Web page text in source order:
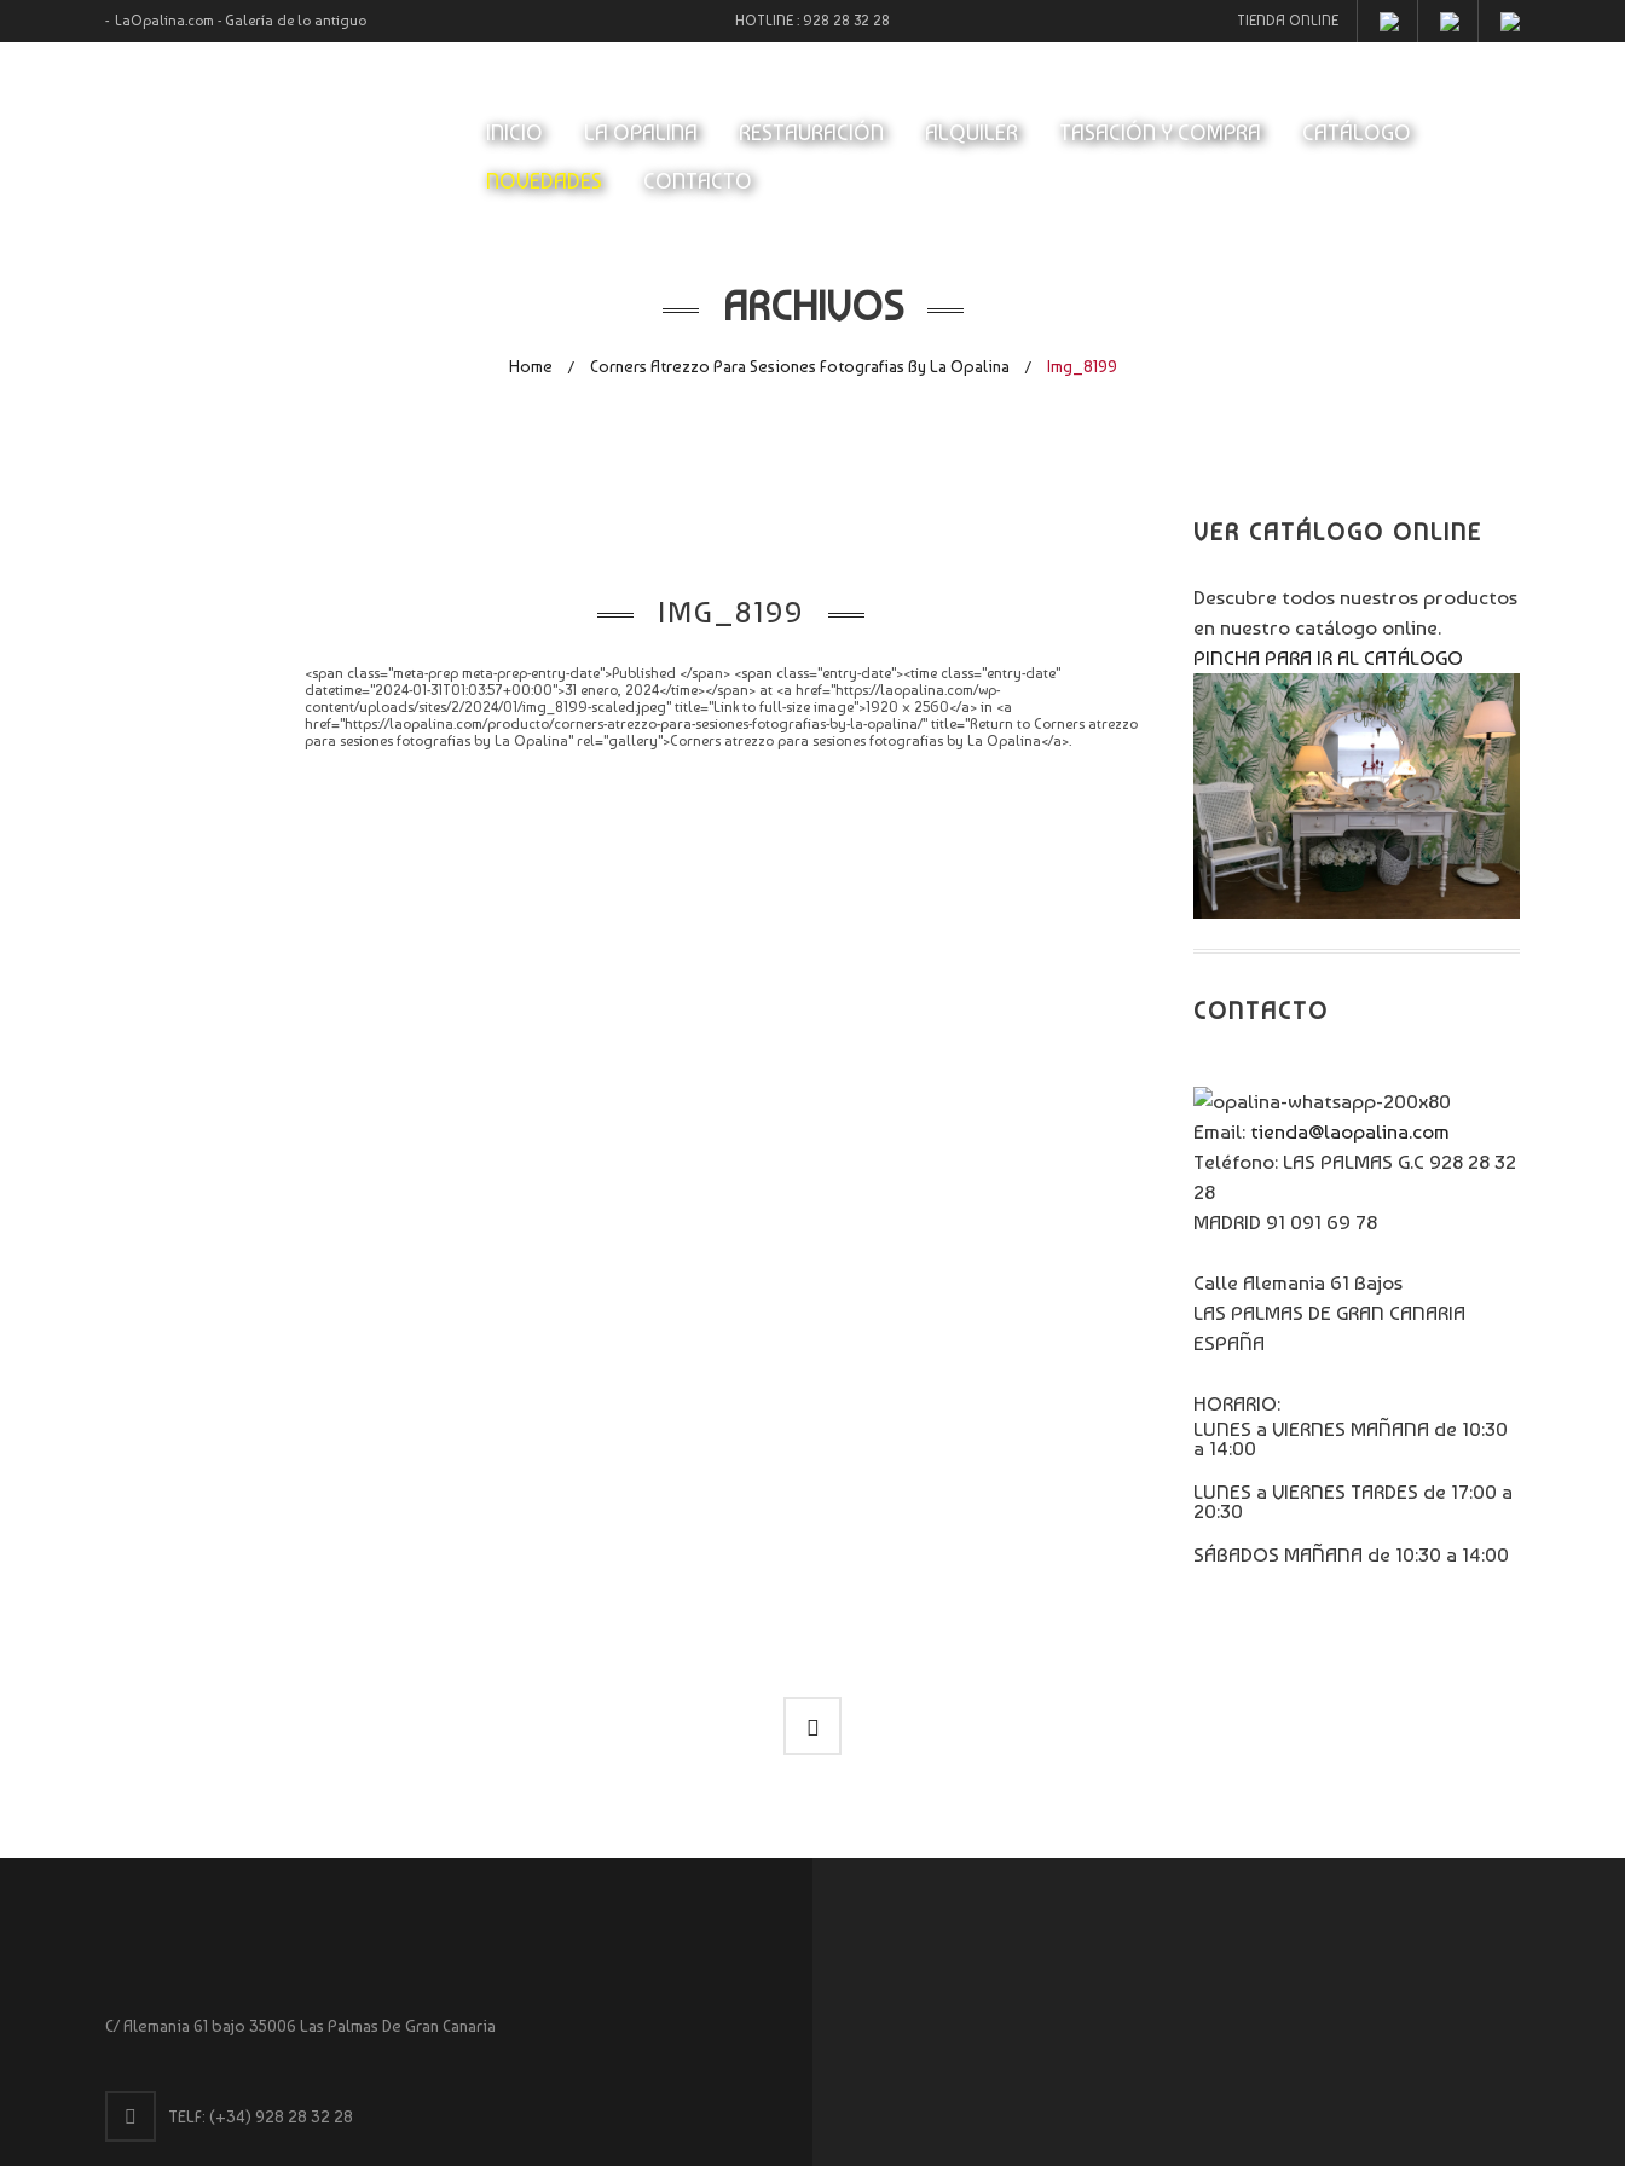
LaOpalina.com - Galería de lo antiguo HOTLINE : 928 28 32 28 TIENDA ONLINE
INICIO LA OPALINA RESTAURACIÓN ALQUILER TASACIÓN Y COMPRA
CATÁLOGO
NOVEDADES
CONTACTO
ARCHIVOS
Home / Corners Atrezzo Para Sesiones Fotografias By La Opalina / Img_8199
IMG_8199
<span class="meta-prep meta-prep-entry-date">Published </span> <span class="entry-date"><time class="entry-date"
datetime="2024-01-31T01:03:57+00:00">31 enero, 2024</time></span> at <a href="https://laopalina.com/wp-
content/uploads/sites/2/2024/01/img_8199-scaled.jpeg" title="Link to full-size image">1920 × 2560</a> in <a
href="https://laopalina.com/producto/corners-atrezzo-para-sesiones-fotografias-by-la-opalina/" title="Return to Corners atrezzo
para sesiones fotografias by La Opalina" rel="gallery">Corners atrezzo para sesiones fotografias by La Opalina</a>.
VER CATÁLOGO ONLINE
Descubre todos nuestros productos
en nuestro catálogo online.
PINCHA PARA IR AL CATÁLOGO
CONTACTO
Email: tienda@laopalina.com
Teléfono: LAS PALMAS G.C 928 28 32
28
MADRID 91 091 69 78
Calle Alemania 61 Bajos
LAS PALMAS DE GRAN CANARIA
ESPAÑA
HORARIO:
LUNES a VIERNES MAÑANA de 10:30
a 14:00
LUNES a VIERNES TARDES de 17:00 a
20:30
SÁBADOS MAÑANA de 10:30 a 14:00
C/ Alemania 61 bajo 35006 Las Palmas De Gran Canaria
TELF: (+34) 928 28 32 28